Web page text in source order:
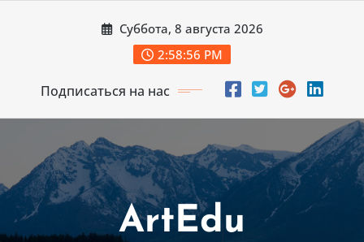
Суббота, 8 августа 2026
2:58:58 PM
Подписаться на нас
ArtEdu